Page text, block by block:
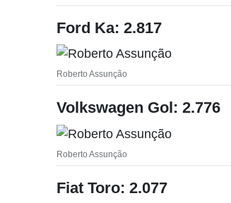
Ford Ka: 2.817
Roberto Assunção
Volkswagen Gol: 2.776
Roberto Assunção
Fiat Toro: 2.077